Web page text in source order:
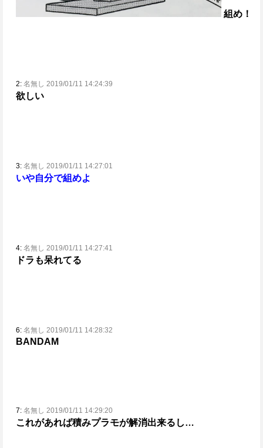
組め！
2: 名無し 2019/01/11 14:24:39
欲しい
3: 名無し 2019/01/11 14:27:01
いや自分で組めよ
4: 名無し 2019/01/11 14:27:41
ドラも呆れてる
6: 名無し 2019/01/11 14:28:32
BANDAM
7: 名無し 2019/01/11 14:29:20
これがあれば積みプラモが解消出来るし…